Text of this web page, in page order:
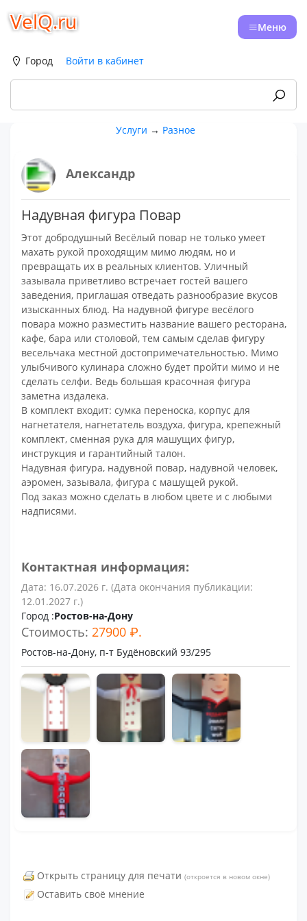
VelQ.ru Меню
Город Войти в кабинет
Услуги → Разное
Александр
Надувная фигура Повар
Этот добродушный Весёлый повар не только умеет
махать рукой проходящим мимо людям, но и
превращать их в реальных клиентов. Уличный
зазывала приветливо встречает гостей вашего
заведения, приглашая отведать разнообразие вкусов
изысканных блюд. На надувной фигуре весёлого
повара можно разместить название вашего ресторана,
кафе, бара или столовой, тем самым сделав фигуру
весельчака местной достопримечательностью. Мимо
улыбчивого кулинара сложно будет пройти мимо и не
сделать селфи. Ведь большая красочная фигура
заметна издалека.
В комплект входит: сумка переноска, корпус для
нагнетателя, нагнетатель воздуха, фигура, крепежный
комплект, сменная рука для машущих фигур,
инструкция и гарантийный талон.
Надувная фигура, надувной повар, надувной человек,
аэромен, зазывала, фигура с машущей рукой.
Под заказ можно сделать в любом цвете и с любыми
надписями.
Контактная информация:
Дата: 16.07.2026 г. (Дата окончания публикации:
12.01.2027 г.)
Город :Ростов-на-Дону
Стоимость:27900 ₽.
Ростов-на-Дону, п-т Будёновский 93/295
Открыть страницу для печати (откроется в новом окне)
Оставить своё мнение